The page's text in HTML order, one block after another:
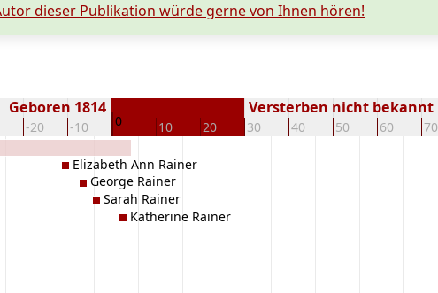
dieser Publikation würde gerne von Ihnen hören!
-20 -10 0 10 20 30 40 50 60 70
Geboren 1814 Versterben nicht bekannt
Elizabeth Ann Rainer
George Rainer
Sarah Rainer
Katherine Rainer